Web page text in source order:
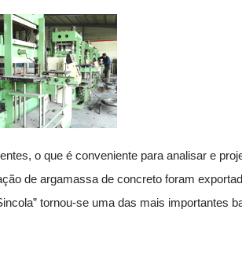
o que é conveniente para analisar e
de argamassa de concreto foram
tornou-se uma das mais importantes